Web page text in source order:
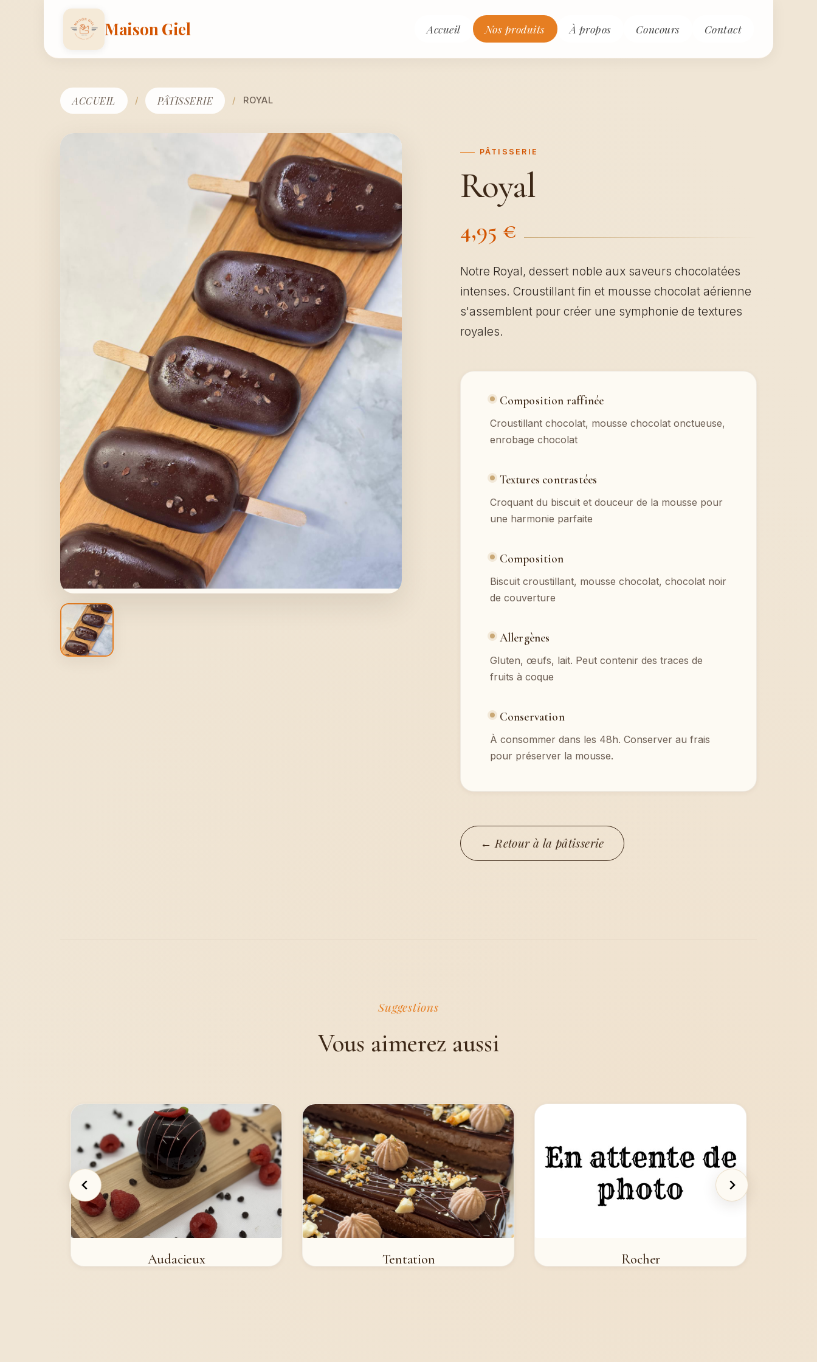
Maison Giel Accueil Nos produits À propos Concours Contact
ACCUEIL / PÂTISSERIE / ROYAL
PÂTISSERIE
Royal
4,95 €
Notre Royal, dessert noble aux saveurs chocolatées
intenses. Croustillant fin et mousse chocolat aérienne
s'assemblent pour créer une symphonie de textures
royales.
Composition raffinée
Croustillant chocolat, mousse chocolat onctueuse,
enrobage chocolat
Textures contrastées
Croquant du biscuit et douceur de la mousse pour
une harmonie parfaite
Composition
Biscuit croustillant, mousse chocolat, chocolat noir
de couverture
Allergènes
Gluten, œufs, lait. Peut contenir des traces de
fruits à coque
Conservation
À consommer dans les 48h. Conserver au frais
pour préserver la mousse.
← Retour à la pâtisserie
Vous aimerez aussi
Audacieux Tentation Rocher